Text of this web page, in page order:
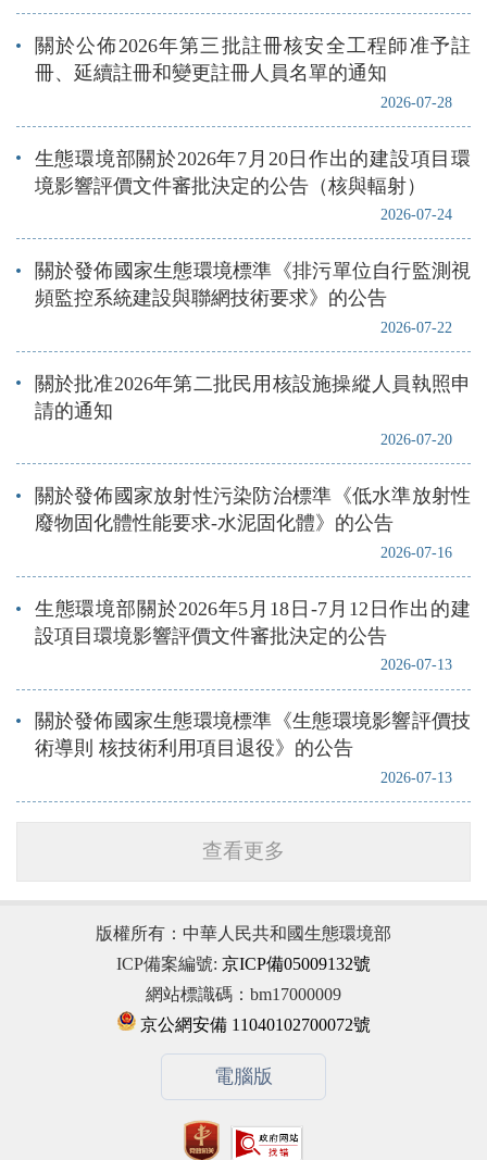
2026-07-28
關於公佈2026年第三批註冊核安全工程師准予註
冊、延續註冊和變更註冊人員名單的通知
2026-07-24
生態環境部關於2026年7月20日作出的建設項目環
境影響評價文件審批決定的公告（核與輻射）
2026-07-22
關於發佈國家生態環境標準《排污單位自行監測視
頻監控系統建設與聯網技術要求》的公告
2026-07-20
關於批准2026年第二批民用核設施操縱人員執照申
請的通知
2026-07-16
關於發佈國家放射性污染防治標準《低水準放射性
廢物固化體性能要求-水泥固化體》的公告
2026-07-13
生態環境部關於2026年5月18日-7月12日作出的建
設項目環境影響評價文件審批決定的公告
2026-07-13
關於發佈國家生態環境標準《生態環境影響評價技
術導則 核技術利用項目退役》的公告
查看更多
版權所有：中華人民共和國生態環境部
ICP備案編號: 京ICP備05009132號
網站標識碼：bm17000009
京公網安備 11040102700072號
電腦版